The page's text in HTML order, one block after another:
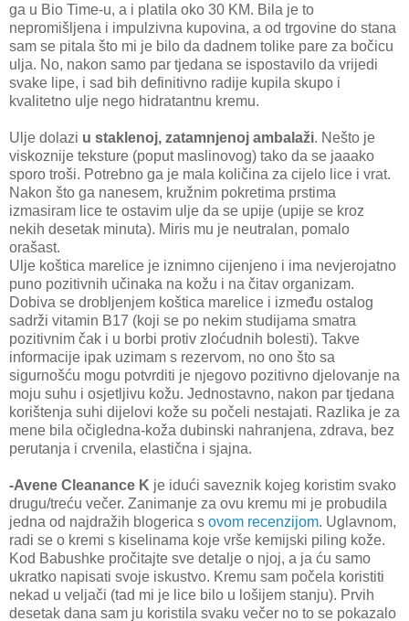
ga u Bio Time-u, a i platila oko 30 KM. Bila je to
nepromišljena i impulzivna kupovina, a od trgovine do stana
sam se pitala što mi je bilo da dadnem tolike pare za bočicu
ulja. No, nakon samo par tjedana se ispostavilo da vrijedi
svake lipe, i sad bih definitivno radije kupila skupo i
kvalitetno ulje nego hidratantnu kremu.
Ulje dolazi u staklenoj, zatamnjenoj ambalaži. Nešto je
viskoznije teksture (poput maslinovog) tako da se jaaako
sporo troši. Potrebno ga je mala količina za cijelo lice i vrat.
Nakon što ga nanesem, kružnim pokretima prstima
izmasiram lice te ostavim ulje da se upije (upije se kroz
nekih desetak minuta). Miris mu je neutralan, pomalo
orašast.
Ulje koštica marelice je iznimno cijenjeno i ima nevjerojatno
puno pozitivnih učinaka na kožu i na čitav organizam.
Dobiva se drobljenjem koštica marelice i između ostalog
sadrži vitamin B17 (koji se po nekim studijama smatra
pozitivnim čak i u borbi protiv zloćudnih bolesti). Takve
informacije ipak uzimam s rezervom, no ono što sa
sigurnošću mogu potvrditi je njegovo pozitivno djelovanje na
moju suhu i osjetljivu kožu. Jednostavno, nakon par tjedana
korištenja suhi dijelovi kože su počeli nestajati. Razlika je za
mene bila očigledna-koža dubinski nahranjena, zdrava, bez
perutanja i crvenila, elastična i sjajna.
-Avene Cleanance K je idući saveznik kojeg koristim svako
drugu/treću večer. Zanimanje za ovu kremu mi je probudila
jedna od najdražih blogerica s ovom recenzijom. Uglavnom,
radi se o kremi s kiselinama koje vrše kemijski piling kože.
Kod Babushke pročitajte sve detalje o njoj, a ja ću samo
ukratko napisati svoje iskustvo. Kremu sam počela koristiti
nekad u veljači (tad mi je lice bilo u lošijem stanju). Prvih
desetak dana sam ju koristila svaku večer no to se pokazalo